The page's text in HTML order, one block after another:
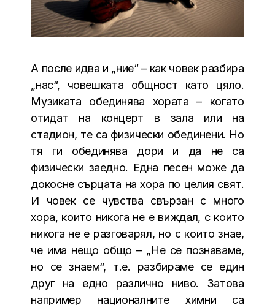
А после идва и „ние“ – как човек разбира
„нас“, човешката общност като цяло.
Музиката обединява хората – когато
отидат на концерт в зала или на
стадион, те са физически обединени. Но
тя ги обединява дори и да не са
физически заедно. Една песен може да
докосне сърцата на хора по целия свят.
И човек се чувства свързан с много
хора, които никога не е виждал, с които
никога не е разговарял, но с които знае,
че има нещо общо – „Не се познаваме,
но се знаем“, т.е. разбираме се един
друг на едно различно ниво. Затова
например националните химни са